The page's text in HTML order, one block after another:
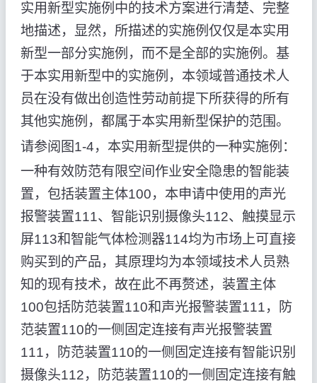
实用新型实施例中的技术方案进行清楚、完整
地描述，显然，所描述的实施例仅仅是本实用
新型一部分实施例，而不是全部的实施例。基
于本实用新型中的实施例，本领域普通技术人
员在没有做出创造性劳动前提下所获得的所有
其他实施例，都属于本实用新型保护的范围。
请参阅图1-4，本实用新型提供的一种实施例：
一种有效防范有限空间作业安全隐患的智能装
置，包括装置主体100，本申请中使用的声光
报警装置111、智能识别摄像头112、触摸显示
屏113和智能气体检测器114均为市场上可直接
购买到的产品，其原理均为本领域技术人员熟
知的现有技术，故在此不再赘述，装置主体
100包括防范装置110和声光报警装置111，防
范装置110的一侧固定连接有声光报警装置
111，防范装置110的一侧固定连接有智能识别
摄像头112，防范装置110的一侧固定连接有触